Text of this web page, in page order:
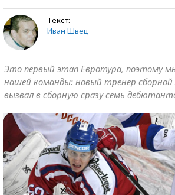
Текст:
Иван Швец
Это первый этап Евротура, поэтому
нашей команды: новый тренер сборной
вызвал в сборную сразу семь